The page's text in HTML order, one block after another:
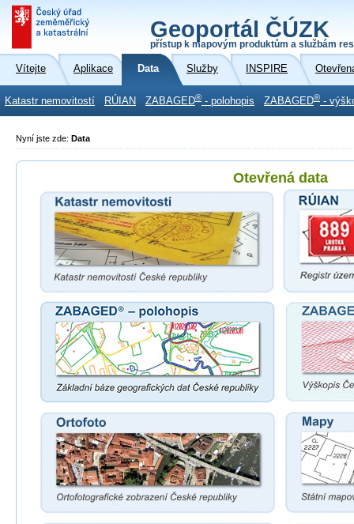
Geoportál ČÚZK
přístup k mapovým produktům a službám
Vítejte Aplikace Data Služby INSPIRE
Katastr nemovitostí RÚIAN ZABAGED® - polohopis ZABAGED® -
Nyní jste zde: Data
Otevřená data